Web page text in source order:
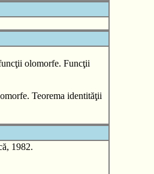
olomorfe. Funcţii
Teorema identităţii
1982.